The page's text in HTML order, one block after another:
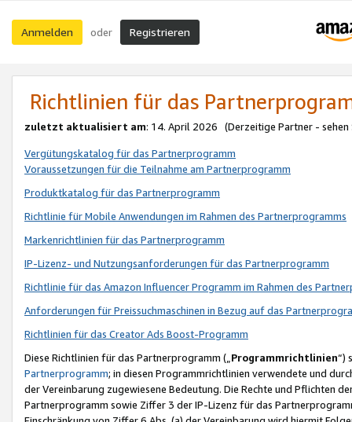
Anmelden oder Registrieren
Richtlinien für das
zuletzt aktualisiert am: 14. April 2026 (Derzeitige Partner - sehen
Vergütungskatalog für das Partnerprogramm
Voraussetzungen für die Teilnahme am Partnerprogramm
Produktkatalog für das Partnerprogramm
Richtlinie für Mobile Anwendungen im Rahmen des Partnerprogramms
Markenrichtlinien für das Partnerprogramm
IP-Lizenz- und Nutzungsanforderungen für das Partnerprogramm
Richtlinie für das Amazon Influencer Programm im Rahmen des
Anforderungen für Preissuchmaschinen in Bezug auf das
Richtlinien für das Creator Ads Boost-Programm
Diese Richtlinien für das Partnerprogramm („Programmrichtlinien“)
Partnerprogramm; in diesen Programmrichtlinien verwendete und
der Vereinbarung zugewiesene Bedeutung. Die Rechte und Pflichten
Partnerprogramm sowie Ziffer 3 der IP-Lizenz für das